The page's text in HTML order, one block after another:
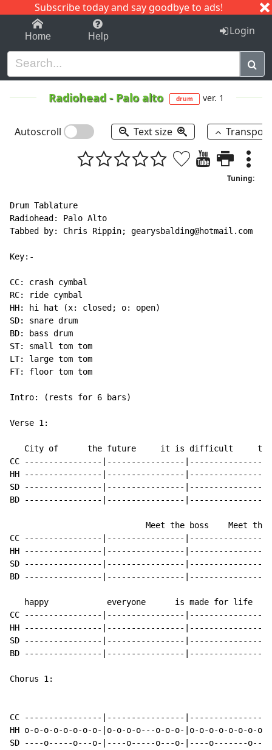
Subscribe today and say goodbye to ads!
1-9 C I J
Home Help Login
Radiohead- Palo alto drum ver. 1
Autoscroll Text size
Tuning:
Drum Tablature
Radiohead: Palo Alto
Tabbed by: Chris Rippin; gearysbalding@hotmail.com
Key:-
CC: crash cymbal
RC: ride cymbal
HH: hi hat (x: closed; o: open)
SD: snare drum
BD: bass drum
ST: small tom tom
LT: large tom tom
FT: floor tom tom
Intro: (rests for 6 bars)
Verse 1:
City of      the future     it is difficult     to
CC ----------------|----------------
HH ----------------|----------------
SD ----------------|----------------
BD ----------------|----------------
Meet the boss    Meet the
CC ----------------|----------------
HH ----------------|----------------
SD ----------------|----------------
BD ----------------|----------------
   happy            everyone      is made for life
CC ----------------|----------------
HH ----------------|----------------
SD ----------------|----------------|----------------
BD ----------------|----------------
Chorus 1:
CC ----------------|----------------
HH o-o-o-o-o-o-o-o-|o-o-o-o---o-o-o-|o-o-o-o-o-o-o-
SD ----o-----o---o-|----o-----o---o-|----o-------